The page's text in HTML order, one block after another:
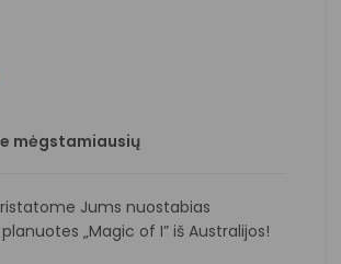
mėgstamiausių
Jums nuostabias
„Magic of I” iš Australijos!